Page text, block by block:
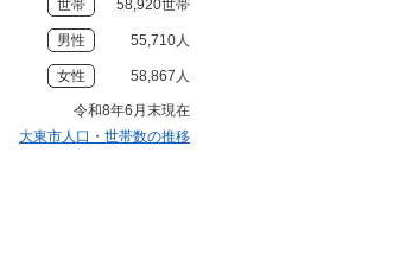
世帯 58,920世帯
男性 55,710人
女性 58,867人
令和8年6月末現在
大東市人口・世帯数の推移